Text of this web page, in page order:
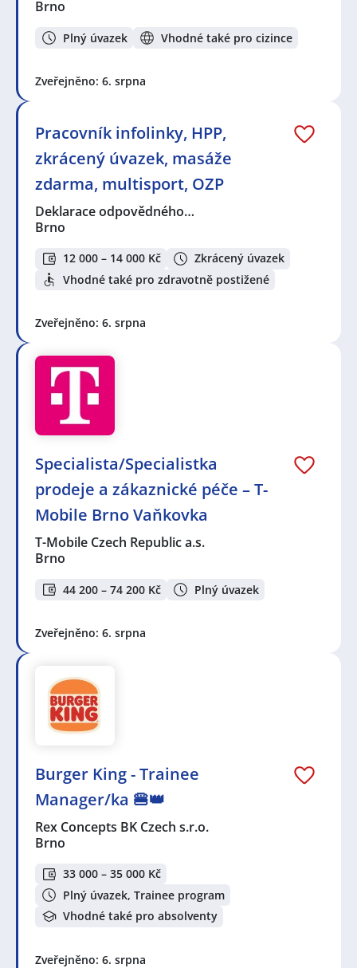
Brno
Plný úvazek Vhodné také pro cizince
Zveřejněno: 6. srpna
Pracovník infolinky, HPP,
zkrácený úvazek, masáže
zdarma, multisport, OZP
Deklarace odpovědného…
Brno
12 000 – 14 000 Kč
Zkrácený úvazek
Vhodné také pro zdravotně postižené
Zveřejněno: 6. srpna
Specialista/Specialistka
prodeje a zákaznické péče – T-
Mobile Brno Vaňkovka
T-Mobile Czech Republic a.s.
Brno
44 200 – 74 200 Kč Plný úvazek
Zveřejněno: 6. srpna
Burger King - Trainee
Manager/ka 🍔👑
Rex Concepts BK Czech s.r.o.
Brno
33 000 – 35 000 Kč
Plný úvazek, Trainee program
Vhodné také pro absolventy
Zveřejněno: 6. srpna